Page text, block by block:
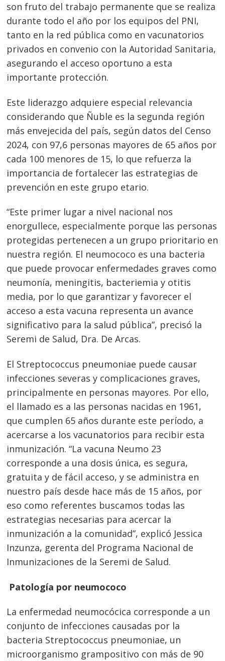
son fruto del trabajo permanente que se realiza
durante todo el año por los equipos del PNI,
tanto en la red pública como en vacunatorios
privados en convenio con la Autoridad Sanitaria,
asegurando el acceso oportuno a esta
importante protección.
Este liderazgo adquiere especial relevancia
considerando que Ñuble es la segunda región
más envejecida del país, según datos del Censo
2024, con 97,6 personas mayores de 65 años por
cada 100 menores de 15, lo que refuerza la
importancia de fortalecer las estrategias de
prevención en este grupo etario.
“Este primer lugar a nivel nacional nos
enorgullece, especialmente porque las personas
protegidas pertenecen a un grupo prioritario en
nuestra región. El neumococo es una bacteria
que puede provocar enfermedades graves como
neumonía, meningitis, bacteriemia y otitis
media, por lo que garantizar y favorecer el
acceso a esta vacuna representa un avance
significativo para la salud pública”, precisó la
Seremi de Salud, Dra. De Arcas.
El Streptococcus pneumoniae puede causar
infecciones severas y complicaciones graves,
principalmente en personas mayores. Por ello,
el llamado es a las personas nacidas en 1961,
que cumplen 65 años durante este período, a
acercarse a los vacunatorios para recibir esta
inmunización. “La vacuna Neumo 23
corresponde a una dosis única, es segura,
gratuita y de fácil acceso, y se administra en
nuestro país desde hace más de 15 años, por
eso como referentes buscamos todas las
estrategias necesarias para acercar la
inmunización a la comunidad”, explicó Jessica
Inzunza, gerenta del Programa Nacional de
Inmunizaciones de la Seremi de Salud.
Patología por neumococo
La enfermedad neumocócica corresponde a un
conjunto de infecciones causadas por la
bacteria Streptococcus pneumoniae, un
microorganismo grampositivo con más de 90
Navegación
de
entradas